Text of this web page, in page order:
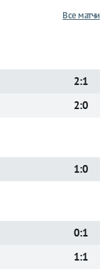
Все матчи
2:1
2:0
1:0
0:1
1:1